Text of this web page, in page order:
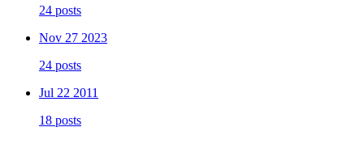
24 posts
Nov 27 2023
24 posts
Jul 22 2011
18 posts